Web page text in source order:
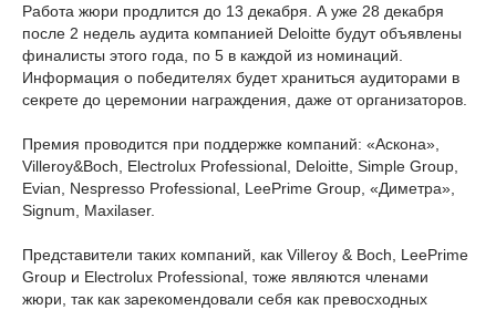
Работа жюри продлится до 13 декабря. А уже 28 декабря
после 2 недель аудита компанией Deloitte будут объявлены
финалисты этого года, по 5 в каждой из номинаций.
Информация о победителях будет храниться аудиторами в
секрете до церемонии награждения, даже от организаторов.
Премия проводится при поддержке компаний: «Аскона»,
Villeroy&Boch, Electrolux Professional, Deloitte, Simple Group,
Evian, Nespresso Professional, LeePrime Group, «Диметра»,
Signum, Maxilaser.
Представители таких компаний, как Villeroy & Boch, LeePrime
Group и Electrolux Professional, тоже являются членами
жюри, так как зарекомендовали себя как превосходных